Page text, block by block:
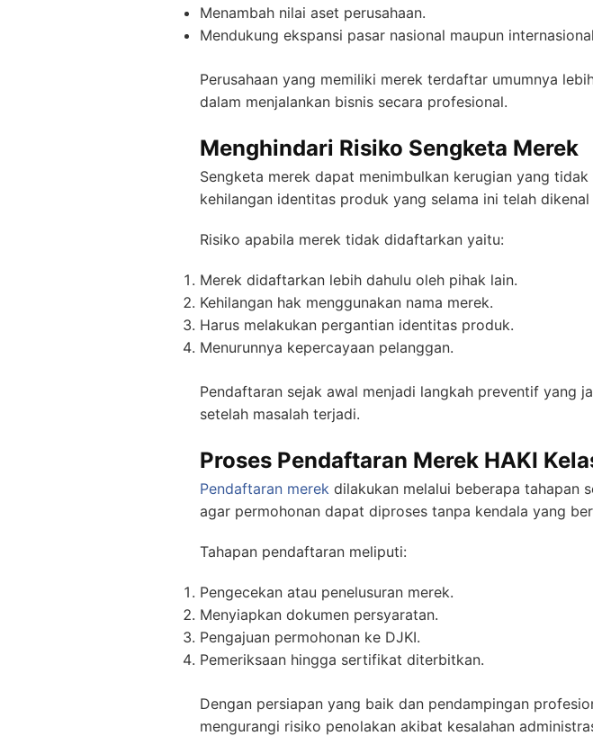
Menambah nilai aset perusahaan.
Mendukung ekspansi pasar nasional maupun
Perusahaan yang memiliki merek terdaftar umumnya
dalam menjalankan bisnis secara profesional.
Menghindari Risiko Sengketa Merek
Sengketa merek dapat menimbulkan kerugian yang
kehilangan identitas produk yang selama ini telah dikenal
Risiko apabila merek tidak didaftarkan yaitu:
Merek didaftarkan lebih dahulu oleh pihak lain.
Kehilangan hak menggunakan nama merek.
Harus melakukan pergantian identitas produk.
Menurunnya kepercayaan pelanggan.
Pendaftaran sejak awal menjadi langkah preventif yang
setelah masalah terjadi.
Proses Pendaftaran Merek HAKI
Pendaftaran merek dilakukan melalui beberapa tahapan
agar permohonan dapat diproses tanpa kendala yang
Tahapan pendaftaran meliputi:
Pengecekan atau penelusuran merek.
Menyiapkan dokumen persyaratan.
Pengajuan permohonan ke DJKI.
Pemeriksaan hingga sertifikat diterbitkan.
Dengan persiapan yang baik dan pendampingan
mengurangi risiko penolakan akibat kesalahan